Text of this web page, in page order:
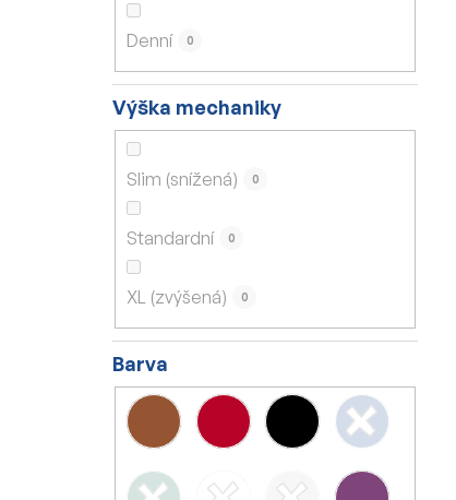
Denní 0
Výška mechaniky
Slim (snížená) 0
Standardní 0
XL (zvýšená) 0
Barva